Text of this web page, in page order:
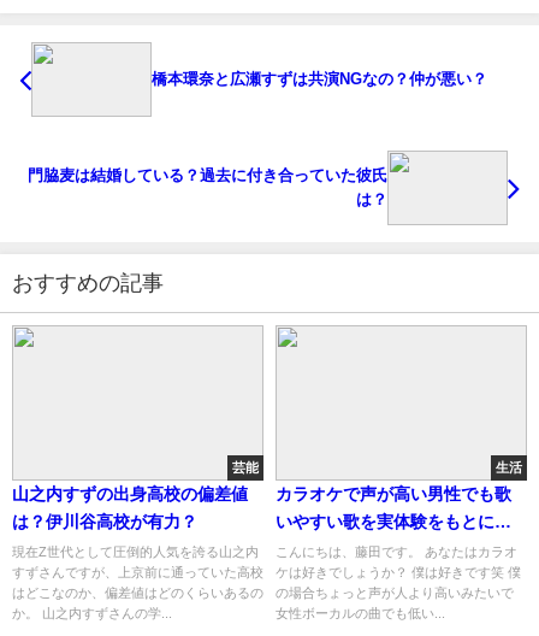
橋本環奈と広瀬すずは共演NGなの？仲が悪い？
門脇麦は結婚している？過去に付き合っていた彼氏
は？
おすすめの記事
芸能
山之内すずの出身高校の偏差値
は？伊川谷高校が有力？
現在Z世代として圧倒的人気を誇る山之内
すずさんですが、上京前に通っていた高校
はどこなのか、偏差値はどのくらいあるの
か。 山之内すずさんの学...
生活
カラオケで声が高い男性でも歌
いやすい歌を実体験をもとに紹
介します
こんにちは、藤田です。 あなたはカラオ
ケは好きでしょうか？ 僕は好きです笑 僕
の場合ちょっと声が人より高いみたいで
女性ボーカルの曲でも低い...